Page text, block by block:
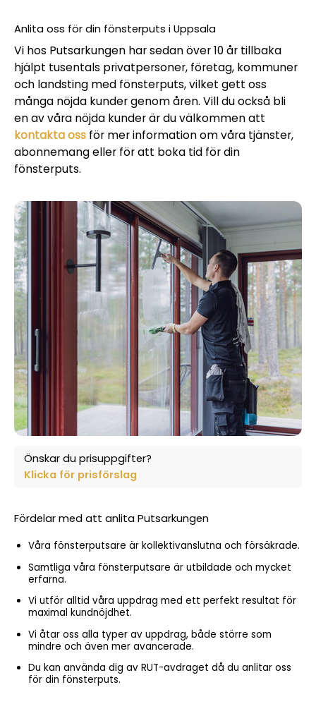
Anlita oss för din fönsterputs i Uppsala
Vi hos Putsarkungen har sedan över 10 år tillbaka
hjälpt tusentals privatpersoner, företag, kommuner
och landsting med fönsterputs, vilket gett oss
många nöjda kunder genom åren. Vill du också bli
en av våra nöjda kunder är du välkommen att
kontakta oss för mer information om våra tjänster,
abonnemang eller för att boka tid för din
fönsterputs.
Önskar du prisuppgifter?
Klicka för prisförslag
Fördelar med att anlita Putsarkungen
Våra fönsterputsare är kollektivanslutna och försäkrade.
Samtliga våra fönsterputsare är utbildade och mycket
erfarna.
Vi utför alltid våra uppdrag med ett perfekt resultat för
maximal kundnöjdhet.
Vi åtar oss alla typer av uppdrag, både större som
mindre och även mer avancerade.
Du kan använda dig av RUT-avdraget då du anlitar oss
för din fönsterputs.